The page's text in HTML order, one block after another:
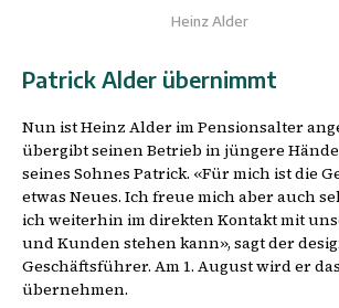
Heinz Alder
Patrick Alder übernimmt
Nun ist Heinz Alder im Pensionsalter
übergibt seinen Betrieb in jüngere
seines Sohnes Patrick. «Für mich ist die
etwas Neues. Ich freue mich aber auch
ich weiterhin im direkten Kontakt mit
und Kunden stehen kann», sagt der
Geschäftsführer. Am 1. August wird er
übernehmen.